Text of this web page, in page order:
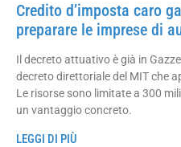
Credito d’imposta caro
preparare le imprese di
Il decreto attuativo è già in
decreto direttoriale del MIT che
Le risorse sono limitate a 300
un vantaggio concreto.
LEGGI DI PIÙ